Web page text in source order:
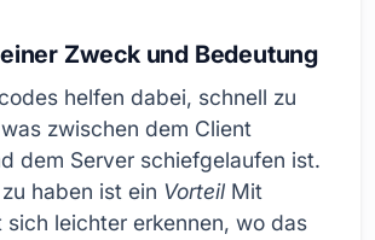
Zweck und Bedeutung
helfen dabei, schnell zu
zwischen dem Client
dem Server schiefgelaufen ist.
haben ist ein Vorteil Mit
sich leichter erkennen, wo das